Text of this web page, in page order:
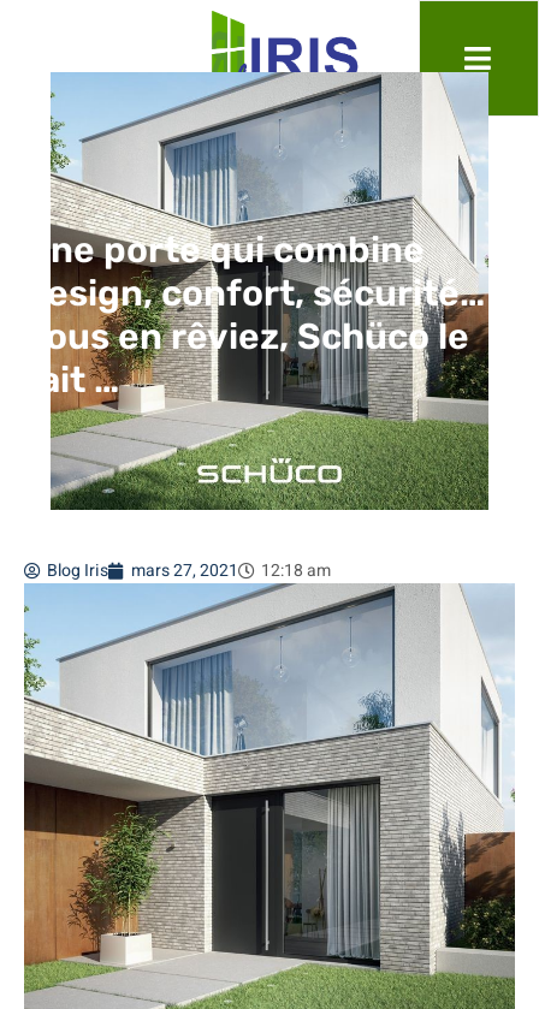
Une porte qui combine
design, confort, sécurité…
Vous en rêviez, Schüco le
fait …
Blog Iris mars 27, 2021 12:18 am